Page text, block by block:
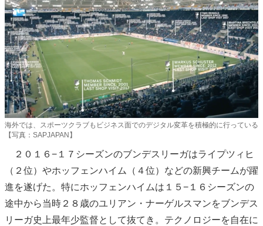
海外では、スポーツクラブもビジネス面でのデジタル変革を積極的に行っている
【写真：SAPJAPAN】
２０１６−１７シーズンのブンデスリーガはライプツィヒ
（２位）やホッフェンハイム（４位）などの新興チームが躍
進を遂げた。特にホッフェンハイムは１５−１６シーズンの
途中から当時２８歳のユリアン・ナーゲルスマンをブンデス
リーガ史上最年少監督として抜てき。テクノロジーを自在に